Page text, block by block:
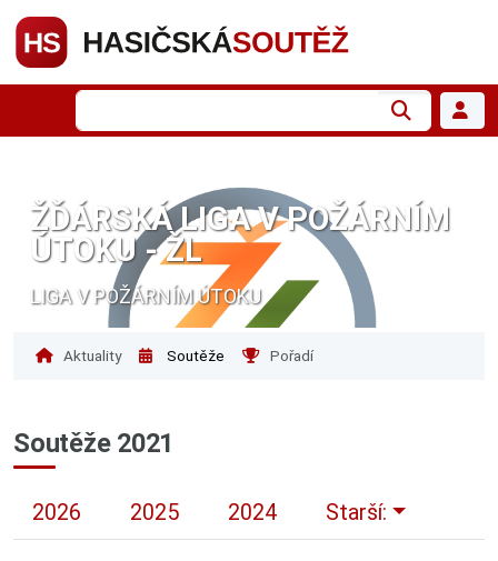
ŽĎÁRSKÁ LIGA V POŽÁRNÍM
ÚTOKU - ŽL
LIGA V POŽÁRNÍM ÚTOKU
Aktuality Soutěže Pořadí
Soutěže 2021
2026 2025 2024 Starší: